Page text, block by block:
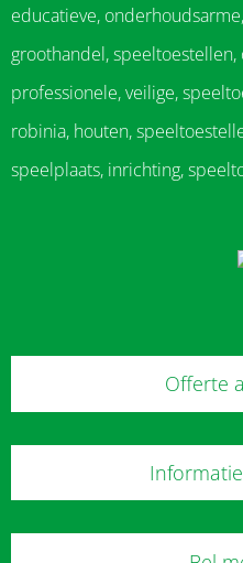
educatieve,
groothandel,
professionele, veilige,
robinia, houten,
speelplaats, inrichting,
Offerte